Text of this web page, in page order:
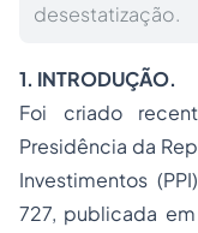
desestatização.
1. INTRODUÇÃO.
Foi criado
Presidência da
Investimentos
727, publicada